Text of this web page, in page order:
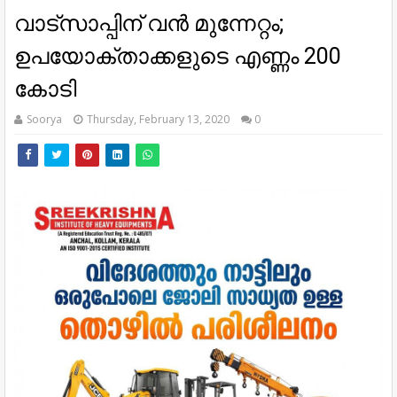
വാട്‌സാപ്പിന് വന്‍ മുന്നേറ്റം;
ഉപയോക്താക്കളുടെ എണ്ണം 200
കോടി
Soorya Thursday, February 13, 2020 0